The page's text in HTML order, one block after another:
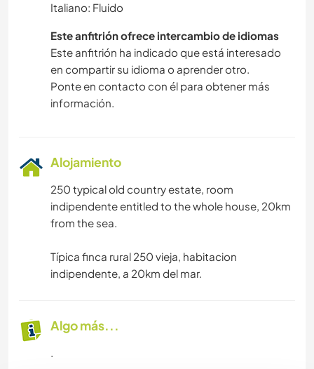
Italiano: Fluido
Este anfitrión ofrece intercambio de idiomas
Este anfitrión ha indicado que está interesado
en compartir su idioma o aprender otro.
Ponte en contacto con él para obtener más
información.
Alojamiento
250 typical old country estate, room
indipendente entitled to the whole house, 20km
from the sea.
Típica finca rural 250 vieja, habitacion
indipendente, a 20km del mar.
Algo más...
.